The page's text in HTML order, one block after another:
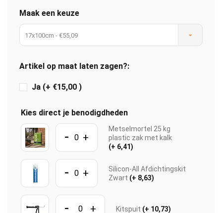
Maak een keuze
17x100cm - €55,09
Artikel op maat laten zagen?:
Ja (+ €15,00 )
Kies direct je benodigdheden
- +
Metselmortel 25 kg
plastic zak met kalk
(+ 6,41)
- +
Silicon-All Afdichtingskit
Zwart (+ 8,63)
- + Kitspuit (+ 10,73)